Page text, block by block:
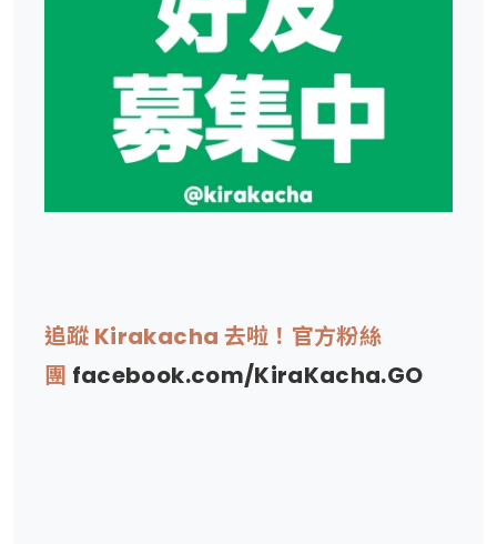
追蹤 Kirakacha 去啦！官方粉絲
團 facebook.com/KiraKacha.GO